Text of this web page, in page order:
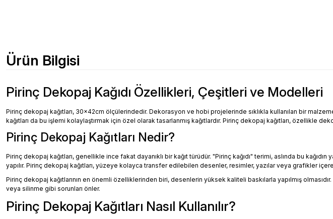
Ürün Bilgisi
Pirinç Dekopaj Kağıdı Özellikleri, Çeşitleri ve Modelleri
Pirinç dekopaj kağıtları, 30x42cm ölçülerindedir. Dekorasyon ve hobi projelerinde sıklıkla kullanılan bir
kağıtları da bu işlemi kolaylaştırmak için özel olarak tasarlanmış kağıtlardır. Pirinç dekopaj kağıtları, özellikle
Pirinç Dekopaj Kağıtları Nedir?
Pirinç dekopaj kağıtları, genellikle ince fakat dayanıklı bir kağıt türüdür. "Pirinç kağıdı" terimi, aslında bu
yapılır. Pirinç dekopaj kağıtları, yüzeye kolayca transfer edilebilen desenler, resimler, yazılar veya grafikler
Pirinç dekopaj kağıtlarının en önemli özelliklerinden biri, desenlerin yüksek kaliteli baskılarla yapılmış
veya silinme gibi sorunları önler.
Pirinç Dekopaj Kağıtları Nasıl Kullanılır?